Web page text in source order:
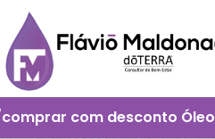
com desconto